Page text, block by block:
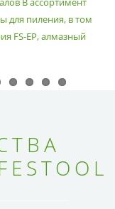
для пиления, в том
FS-EP, алмазный